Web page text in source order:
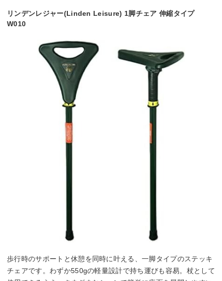
リンデンレジャー(Linden Leisure) 1脚チェア 伸縮タイプ
W010
歩行時のサポートと休憩を同時に叶える、一脚タイプのステッキ
チェアです。わずか550gの軽量設計で持ち運びも容易。杖として